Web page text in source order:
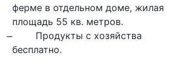
ферме в отдельном доме, жилая
площадь 55 кв. метров.
̶	Продукты с хозяйства
бесплатно.